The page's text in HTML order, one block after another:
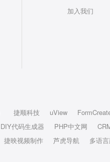
加入我们
捷顺科技 uView
DIY代码生成器 PHP中文网
捷映视频制作 芦虎导航 多语